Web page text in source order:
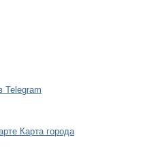
Карта города